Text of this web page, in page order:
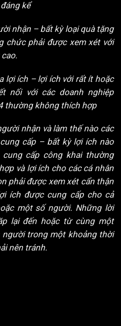
kể
nhận – bất kỳ loại quà tặng
chức phải được xem xét với
lợi ích – lợi ích với rất ít hoặc
nối với các doanh nghiệp
thường không thích hợp
nhận và làm thế nào các
cấp – bất kỳ lợi ích nào
cấp công khai thường
và lợi ích cho các cá nhân
phải được xem xét cẩn thận
ích được cung cấp cho cả
một số người. Những lời
lại đến hoặc từ cùng một
người trong một khoảng thời
nên tránh.